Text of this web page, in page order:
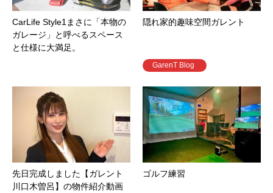
CarLife Style1まさに「本物の
ガレージ」と呼べるスペース
と仕様に大満足。
隠れ家的趣味空間ガレント
GarenT Blog
先日完成しました【ガレント
川口木曽呂】の物件紹介動画
ゴルフ練習